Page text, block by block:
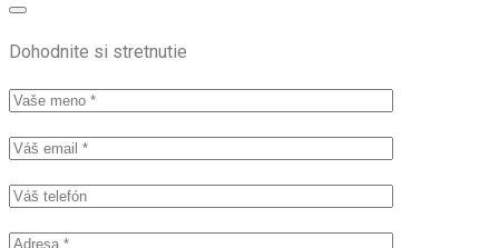
Dohodnite si stretnutie